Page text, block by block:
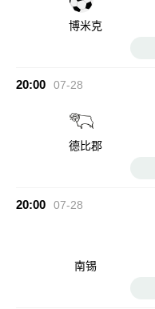
博米克
20:00 07-28
德比郡
20:00 07-28
南锡